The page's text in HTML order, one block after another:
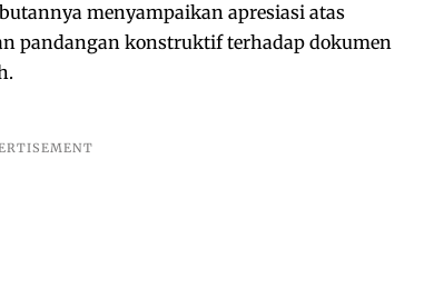
menyampaikan apresiasi atas
pandangan konstruktif terhadap dokumen